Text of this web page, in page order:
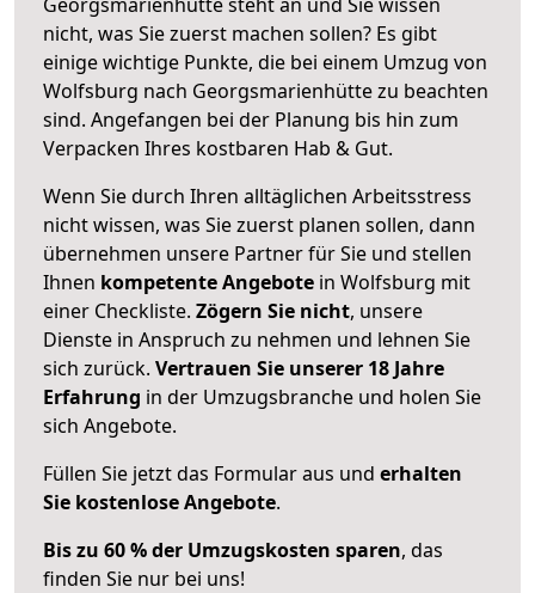
nicht, was Sie zuerst machen sollen? Es gibt
einige wichtige Punkte, die bei einem Umzug von
Wolfsburg nach Georgsmarienhütte zu beachten
sind. Angefangen bei der Planung bis hin zum
Verpacken Ihres kostbaren Hab & Gut.
Wenn Sie durch Ihren alltäglichen Arbeitsstress
nicht wissen, was Sie zuerst planen sollen, dann
übernehmen unsere Partner für Sie und stellen
Ihnen kompetente Angebote in Wolfsburg mit
einer Checkliste. Zögern Sie nicht, unsere
Dienste in Anspruch zu nehmen und lehnen Sie
sich zurück. Vertrauen Sie unserer 18 Jahre
Erfahrung in der Umzugsbranche und holen Sie
sich Angebote.
Füllen Sie jetzt das Formular aus und erhalten
Sie kostenlose Angebote.
Bis zu 60 % der Umzugskosten sparen, das
finden Sie nur bei uns!